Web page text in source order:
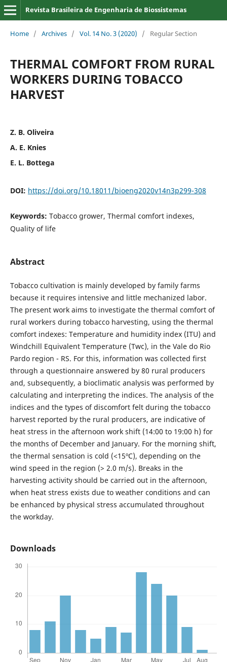
Revista Brasileira de Engenharia de Biossistemas
Home / Archives / Vol. 14 No. 3 (2020) / Regular Section
THERMAL COMFORT FROM RURAL
WORKERS DURING TOBACCO
HARVEST
Z. B. Oliveira
A. E. Knies
E. L. Bottega
DOI: https://doi.org/10.18011/bioeng2020v14n3p299-308
Keywords: Tobacco grower, Thermal comfort indexes,
Quality of life
Abstract
Tobacco cultivation is mainly developed by family farms
because it requires intensive and little mechanized labor.
The present work aims to investigate the thermal comfort of
rural workers during tobacco harvesting, using the thermal
comfort indexes: Temperature and humidity index (ITU) and
Windchill Equivalent Temperature (Twc), in the Vale do Rio
Pardo region - RS. For this, information was collected first
through a questionnaire answered by 80 rural producers
and, subsequently, a bioclimatic analysis was performed by
calculating and interpreting the indices. The analysis of the
indices and the types of discomfort felt during the tobacco
harvest reported by the rural producers, are indicative of
heat stress in the afternoon work shift (14:00 to 19:00 h) for
the months of December and January. For the morning shift,
the thermal sensation is cold (<15ºC), depending on the
wind speed in the region (> 2.0 m/s). Breaks in the
harvesting activity should be carried out in the afternoon,
when heat stress exists due to weather conditions and can
be enhanced by physical stress accumulated throughout
the workday.
Downloads